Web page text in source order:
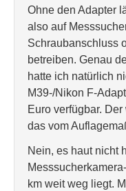
Ohne den Adapter
also auf
Schraubanschluss
betreiben. Genau
hatte ich natürlich
M39-/Nikon F-
Euro verfügbar.
das vom
Nein, es haut nicht
km weit weg liegt.